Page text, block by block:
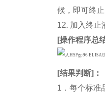
候，即可终
12. 加入终止
[操作程序总
[结果判断]：
1．每个标准